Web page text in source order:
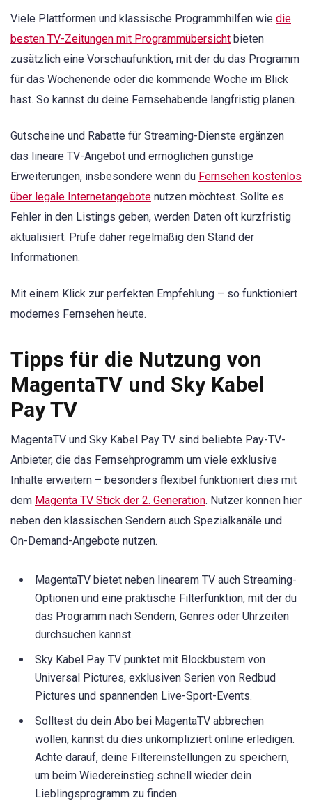
Viele Plattformen und klassische Programmhilfen wie die
besten TV-Zeitungen mit Programmübersicht bieten
zusätzlich eine Vorschaufunktion, mit der du das Programm
für das Wochenende oder die kommende Woche im Blick
hast. So kannst du deine Fernsehabende langfristig planen.
Gutscheine und Rabatte für Streaming-Dienste ergänzen
das lineare TV-Angebot und ermöglichen günstige
Erweiterungen, insbesondere wenn du Fernsehen kostenlos
über legale Internetangebote nutzen möchtest. Sollte es
Fehler in den Listings geben, werden Daten oft kurzfristig
aktualisiert. Prüfe daher regelmäßig den Stand der
Informationen.
Mit einem Klick zur perfekten Empfehlung – so funktioniert
modernes Fernsehen heute.
Tipps für die Nutzung von
MagentaTV und Sky Kabel
Pay TV
MagentaTV und Sky Kabel Pay TV sind beliebte Pay-TV-
Anbieter, die das Fernsehprogramm um viele exklusive
Inhalte erweitern – besonders flexibel funktioniert dies mit
dem Magenta TV Stick der 2. Generation. Nutzer können hier
neben den klassischen Sendern auch Spezialkanäle und
On-Demand-Angebote nutzen.
MagentaTV bietet neben linearem TV auch Streaming-
Optionen und eine praktische Filterfunktion, mit der du
das Programm nach Sendern, Genres oder Uhrzeiten
durchsuchen kannst.
Sky Kabel Pay TV punktet mit Blockbustern von
Universal Pictures, exklusiven Serien von Redbud
Pictures und spannenden Live-Sport-Events.
Solltest du dein Abo bei MagentaTV abbrechen
wollen, kannst du dies unkompliziert online erledigen.
Achte darauf, deine Filtereinstellungen zu speichern,
um beim Wiedereinstieg schnell wieder dein
Lieblingsprogramm zu finden.